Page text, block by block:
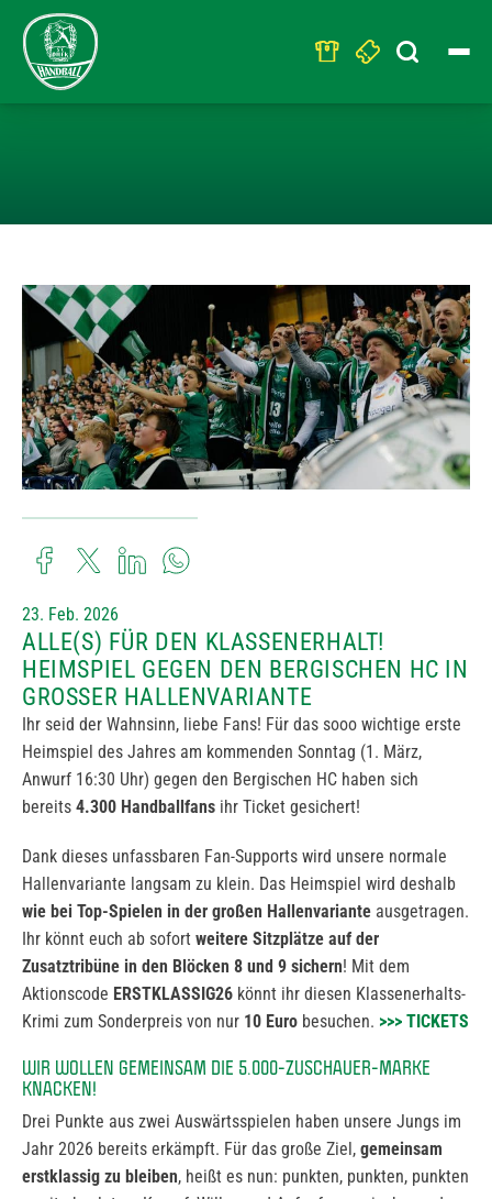
Search
for:
23. Feb. 2026
ALLE(S) FÜR DEN KLASSENERHALT!
HEIMSPIEL GEGEN DEN BERGISCHEN HC IN
GROSSER HALLENVARIANTE
Ihr seid der Wahnsinn, liebe Fans! Für das sooo wichtige erste
Heimspiel des Jahres am kommenden Sonntag (1. März,
Anwurf 16:30 Uhr) gegen den Bergischen HC haben sich
bereits 4.300 Handballfans ihr Ticket gesichert!
Dank dieses unfassbaren Fan-Supports wird unsere normale
Hallenvariante langsam zu klein. Das Heimspiel wird deshalb
wie bei Top-Spielen in der großen Hallenvariante ausgetragen.
Ihr könnt euch ab sofort weitere Sitzplätze auf der
Zusatztribüne in den Blöcken 8 und 9 sichern! Mit dem
Aktionscode ERSTKLASSIG26 könnt ihr diesen Klassenerhalts-
Krimi zum Sonderpreis von nur 10 Euro besuchen. >>> TICKETS
WIR WOLLEN GEMEINSAM DIE 5.000-ZUSCHAUER-MARKE
KNACKEN!
Drei Punkte aus zwei Auswärtsspielen haben unsere Jungs im
Jahr 2026 bereits erkämpft. Für das große Ziel, gemeinsam
erstklassig zu bleiben, heißt es nun: punkten, punkten, punkten